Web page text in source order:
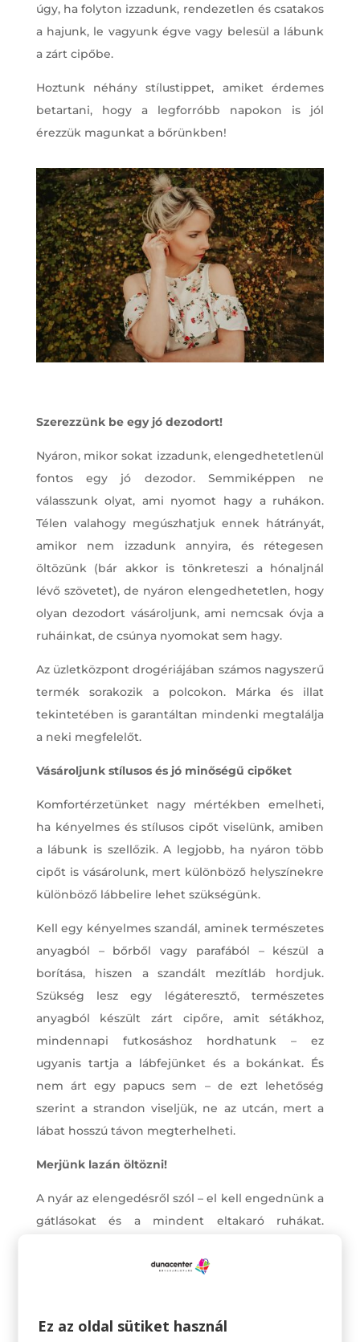
úgy, ha folyton izzadunk, rendezetlen és csatakos
a hajunk, le vagyunk égve vagy belesül a lábunk
a zárt cipőbe.
Hoztunk néhány stílustippet, amiket érdemes
betartani, hogy a legforróbb napokon is jól
érezzük magunkat a bőrünkben!
Szerezzünk be egy jó dezodort!
Nyáron, mikor sokat izzadunk, elengedhetetlenül
fontos egy jó dezodor. Semmiképpen ne
válasszunk olyat, ami nyomot hagy a ruhákon.
Télen valahogy megúszhatjuk ennek hátrányát,
amikor nem izzadunk annyira, és rétegesen
öltözünk (bár akkor is tönkreteszi a hónaljnál
lévő szövetet), de nyáron elengedhetetlen, hogy
olyan dezodort vásároljunk, ami nemcsak óvja a
ruháinkat, de csúnya nyomokat sem hagy.
Az üzletközpont drogériájában számos nagyszerű
termék sorakozik a polcokon. Márka és illat
tekintetében is garantáltan mindenki megtalálja
a neki megfelelőt.
Vásároljunk stílusos és jó minőségű cipőket
Komfortérzetünket nagy mértékben emelheti,
ha kényelmes és stílusos cipőt viselünk, amiben
a lábunk is szellőzik. A legjobb, ha nyáron több
cipőt is vásárolunk, mert különböző helyszínekre
különböző lábbelire lehet szükségünk.
Kell egy kényelmes szandál, aminek természetes
anyagból – bőrből vagy parafából – készül a
borítása, hiszen a szandált mezítláb hordjuk.
Szükség lesz egy légáteresztő, természetes
anyagból készült zárt cipőre, amit sétákhoz,
mindennapi futkosáshoz hordhatunk – ez
ugyanis tartja a lábfejünket és a bokánkat. És
nem árt egy papucs sem – de ezt lehetőség
szerint a strandon viseljük, ne az utcán, mert a
lábat hosszú távon megterhelheti.
Merjünk lazán öltözni!
A nyár az elengedésről szól – el kell engednünk a
gátlásokat és a mindent eltakaró ruhákat.
szoknyákat, sortokat, merészebb felsőket,
Elképesztő lehetőségeket rejt, ha egy kicsit
Ez az oldal sütiket használ